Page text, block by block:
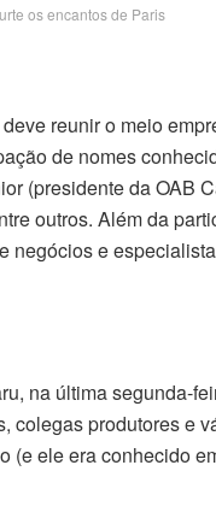
os encantos de Paris
reunir o meio
de nomes
(presidente da OAB
outros. Além da
negócios e
na última segunda-
colegas produtores e
(e ele era conhecido